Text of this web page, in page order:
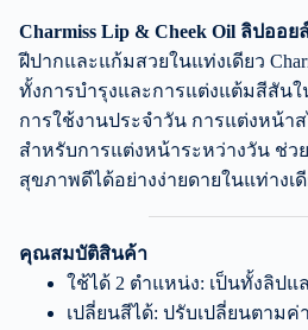
Charmiss Lip & Cheek Oil ลิปออย
ฝีปากและแก้มสวยในแท่งเดียว
ทั้งการบำรุงและการแต่งแต้มสีสันใ
การใช้งานประจำวัน การแต่งหน้า
สำหรับการแต่งหน้าระหว่างวัน ช่
สุขภาพดีได้อย่างง่ายดายในแท่างเ
คุณสมบัติสินค้า
ใช้ได้ 2 ตำแหน่ง: เป็นทั้งลิปแ
เปลี่ยนสีได้: ปรับเปลี่ยนตามค่